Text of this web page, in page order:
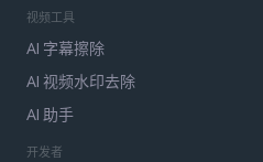
视频工具
AI 字幕擦除
AI 视频水印去除
AI 助手
开发者